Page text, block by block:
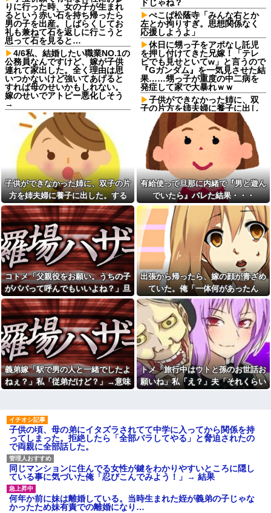
りに行った時、女の子が生まれ
るという赤い石を持ち帰ったら
男の子を出産。しばらくしてお
礼も兼ねて石を返しに行こうと
思って石を見ると…
4/6私、結婚したい職業NO.1の
公務員なんですけど、嫁が子供
連れて家出した。全く理由は思
いつかないけど強いてあげると
すれば母のせいかもしれない。
嫁のせいでアトピー悪化しそう
→
【卑怯な女】 いつも弱そうな
相手をイビる同期S「おい、聞け
よコラ！」地味な私「あ？相手
選んでデカい事言ってんじゃね
えよ」S「え…」→予想外の反...
シャウエッセン公式、またこ
ういうのでいい丼をポスト
ダイアンのじゃない方がユー
スケさんになってしまっている
という事実←これ
【画像】令和最新版の剛力彩
芽、ワイらにブッ刺さりまくり
と話題にw w w w w w w w w w
w w w
【動画】手術中に熊本地震直
撃やばすぎる
【衝撃】若い女の子からする
「甘い匂い」の正体、まさか分
からないDTなんておらんよな？
よな？w w w w w w w w w w w
休日に甥っ子をアポなし託児
を押し付けてきた兄嫁！「テレ
ビでも見せといてw」と言うので
『Gガンダム』を一気見させた結
果……甥っ子が重度の中二病...
私「妊娠しました」義兄嫁
「その子は私が育てる！」→義
妹の子を育ててきた私にまさか
の要求をしてきて…
式のマナーなんだっ！！！」→
真相を調べることになり…
26歳で歯医者の彼女が『私は
医者と結婚した方がいいのか
も』と言い出したわ。俺は公務
員で...
「男の人生はイージーモー
ド」とか言い出す女性いるけ
ど、そういう女性がハードモー
ドなんだって思う...
ドじゃね？
ぺこぱ松蔭寺「みんな右とか
左とか拘りすぎ。思想関係なく
応援しようよ」
休日に甥っ子をアポなし託児
を押し付けてきた兄嫁！「テレ
ビでも見せといてw」と言うので
『Gガンダム』を一気見させた結
果……甥っ子が重度の中二病を
発症して家で大暴れｗｗ
子供ができなかった姉に、双
子の片方を姉夫婦に養子に出し
た。すると、養子に出した子が
すごく礼儀正しくてビックリ
人気YouTuberさん、動画内で
最悪の秘密がバレて終わ
る・・・他
【朗報】本田望結、久しぶり
にセクシー投稿！やっぱりお胸
がでかかった！
【訃報】名探偵コナン声優が
死去 → 今トンデモナイことにな
ってる・・・
生活保護の相談に行ったら、
愛猫を手放さないと無理と言わ
れた。子どものような存在だか
ら手放すのは絶対に考えられな
い・・・
【悔しい】トメ「嫁子のお父
さんそんなに頑張ってるのにボ
ーナスが減ったり大変ねぇ」私
の自慢の父をバカにし始めた→
【結婚式当日に】義妹の不倫
を暴露した私。でも旦那が援助
したいと言い出して…ｗｗｗ
彼の母親と初めて食事した時
に彼母が「私ちゃんは結婚した
ら仕事辞める予定なんですって
ね」と言ってきた
「今思えばなんであんなに夢
中になったんやろ…」と思うコ
貼っていけｗｗｗｗｗ
【修羅場】不妊と判明した
33歳くらいから太ったせいか
加齢で＊が緩んだのかチョビッ
と漏れるようになった
相手がどんなパイプ持ってい
るかも知れないのに…
子供ができなかった姉に、双子の片
方を姉夫婦に養子に出した。する
と、養子に出した子がすごく礼儀正
しくてビックリ
有給使って旦那に内緒で『男と遊ん
でいたら』バレた結果・・・
コトメ「父親役をお願い。うちの子
がパパって呼んでもいいよね？」旦
那「それは無理」→断った途端に大
騒ぎになり…
出張から帰ったら、嫁の顔が青ざめ
ていた。俺「一体何があったん
だ？」嫁「…」→子供たちに話を聞
くと…
義弟嫁「駅で男の人と一緒でしたよ
ねぇ？」私「従弟だけど？」→意味
トメ「旅行中はウトと孫のお世話お
願いね」私「え？」夫「それくらい
子供の頃、母の弟にイタズラされてて中学に入ってから関係を持
ってしまった。拒絶したら「全部バラしてやる」と脅迫されたの
で両親に全部話した。
同じマンションに住んでる女性が鍵をわかりやすいところに隠し
ている事に気づいた俺「忍びこんでみよう！」→ 結果
何年か前に妹は離婚している。当時生まれた姪が義弟の子じゃな
かったため妹有責での離婚になり…